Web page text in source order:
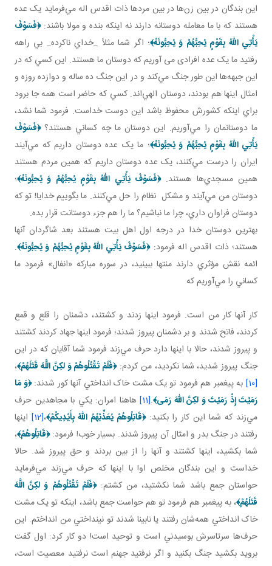
اين بندگان در بين زن‌ها در بين مردها ذات اقدس اله مي‌فرمايد يک عده
هستند که با ما معامله دوستانه دارند نه اينکه بنده و مولا باشند:﴿فَسَوْفَ
يَأْتِي اللّهُ بِقَوْمٍ يُحِبُّهُمْ وَ يُحِبُّونَهُ﴾؛ اگر شما مثلاً _خداي ناکرده_ بي راهه
رفتيد ما يک عده افرادی می آوريم که دوستان ما هستند. اين کسي که در
اين جبهه‌ها اين‌ طور جنگ مي‌کند و در اين جنگ ده ساله و دوازده روزه و
امثال اينها هم بودند، دوستان الهي‌اند. کسي که حاضر است همه جا برود
براي اينکه کشورش محفوظ باشد اين دوست خداست. فرمود شما نشد،
ما دوستانمان را مي‌آوريم. اين دوستان ما چه کساني هستند؟﴿فَسَوْفَ
يَأْتِي اللّهُ بِقَوْمٍ يُحِبُّهُمْ وَ يُحِبُّونَهُ﴾؛ ما يک عده دوستان داريم که مي‌آيند
ايران را درست مي‌کنند، يک عده دوستان داريم که همين مردم هستند
همين مسجدي‌ها هستند.﴿فَسَوْفَ يَأْتِي اللّهُ بِقَوْمٍ يُحِبُّهُمْ وَ يُحِبُّونَهُ﴾؛
دوستان من مي‌آيند و مشکل نظام را حل مي‌کنند. ما بگوييم خدايا! تو که
دوستان فراوان داري، چرا ما نباشيم؟ ما را هم جزء دوستانت قرار بده.
بهترين دوستان خدا در درجه اول اهل بيت هستند بعد شاگردان آنها
هستند؛ ذات اقدس اله فرمود:﴿فَسَوْفَ يَأْتِي اللّهُ بِقَوْمٍ يُحِبُّهُمْ وَ يُحِبُّونَهُ﴾.
ائمه نقش مؤثري دارند منتها ببينيد، در سوره مبارکه «انفال» فرمود ما
کساني را مي‌آوريم که
کار آنها کار من است. فرمود اينها زدند و کشتند، دشمنان را قلع و قمع
کردند، فاتح شدند و بر دشمنان پيروز شدند؛ فرمود اينها جهاد کردند کشتند
و پيروز شدند، حالا با اينها دارد حرف مي‌زند فرمود شما آقايان که در اين
جنگ پيروز شديد، شما نکرديد، من کردم:﴿فَلَمْ تَقْتُلُوهُمْ وَ لكِنَّ اللَّهَ قَتَلَهُمْ﴾،
[10]
به پيغمبر هم فرمود تو يک مشت خاک انداختي آنها کور شدند:﴿وَ مَا
رَمَيْتَ إِذْ رَمَيْتَ وَ لكِنَّ اللّهَ رَمَی﴾.
[11]
هاهنا امران: يکي با مجاهدين حرف
مي‌زند که شما اين کار را بکنيد:﴿قَاتِلُوهُمْ يُعَذِّبْهُمُ اللّهُ بِأَيْدِيكُمْ﴾،[12]
اينها
رفتند در جنگ بدر و امثال آن پيروز شدند. بسيار خوب! فرمود:﴿قَاتِلُوهُمْ﴾،
شما بکشيد، اينها کشتند و آنها را از بين بردند و حق پيروز شد. حالا
خداست و اين بندگان مخلص او! با اينها که حرف مي‌زند مي‌فرمايد
حواستان جمع باشد شما نکشتيد، من کشتم:﴿فَلَمْ تَقْتُلُوهُمْ وَ لكِنَّ اللَّهَ
قَتَلَهُمْ﴾، به پيغمبر هم فرمود تو هم حواست جمع باشد، اينکه تو يک مشت
خاک انداختي همه‌شان رفتند يا نابينا شدند تو نينداختي من انداختم. اين
حرف‌ها سرتاسرش بوسيدني است و توحيد است! دو کار کرد: اول گفت
برويد بکشيد جنگ بکنيد و اگر نرفتيد جهنم است نرفتيد معصيت است،